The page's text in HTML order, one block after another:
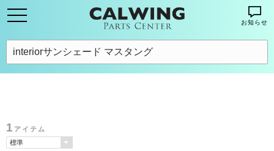
お知らせ
1 アイテム